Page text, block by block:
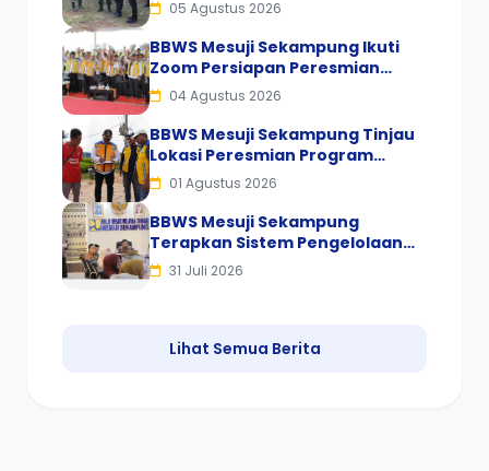
05 Agustus 2026
BBWS Mesuji Sekampung Ikuti
Zoom Persiapan Peresmian
Program Inpres Nomor 2 Tahun
2025
04 Agustus 2026
BBWS Mesuji Sekampung Tinjau
Lokasi Peresmian Program
Inpres Nomor 2 Tahun 2025 oleh
Presiden RI
01 Agustus 2026
BBWS Mesuji Sekampung
Terapkan Sistem Pengelolaan
Sampah Terpadu, Dorong
Budaya Pilah Sampah di Kantor
31 Juli 2026
Lihat Semua Berita